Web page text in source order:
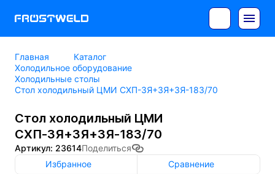
Главная
Каталог
Холодильное оборудование
Холодильные столы
Стол холодильный ЦМИ СХП-3Я+3Я+3Я-183/70
Стол холодильный ЦМИ
СХП-3Я+3Я+3Я-183/70
Артикул: 23614Поделиться
Избранное
Сравнение